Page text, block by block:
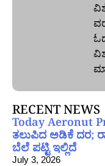
RECENT NEWS
Today Aeronut
ತಲುಪಿದ ಅಡಿಕೆ ದರ;
ಬೆಲೆ ಪಟ್ಟಿ ಇಲ್ಲಿದೆ
July 3, 2026